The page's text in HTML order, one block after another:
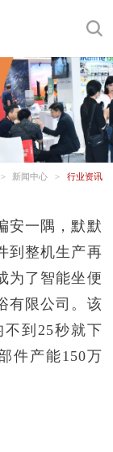
> 新闻中心 > 行业资讯
安一隅，默默
到整机生产再
为了智能坐便
有限公司。该
不到25秒就下
件产能150万